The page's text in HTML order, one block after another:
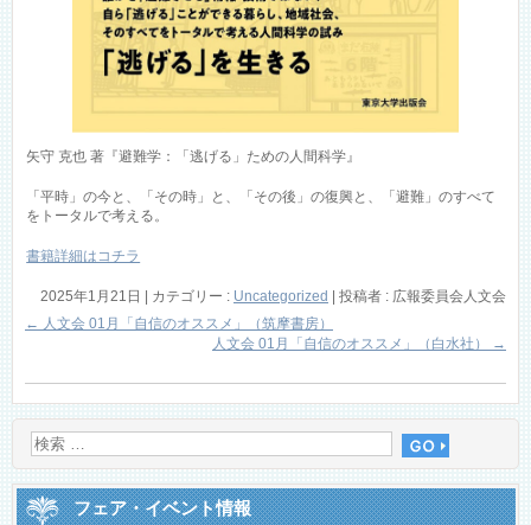
矢守 克也 著『避難学：「逃げる」ための人間科学』
「平時」の今と、「その時」と、「その後」の復興と、「避難」のすべて
をトータルで考える。
書籍詳細はコチラ
2025年1月21日 | カテゴリー : Uncategorized | 投稿者 : 広報委員会人文会
← 人文会 01月「自信のオススメ」（筑摩書房）
人文会 01月「自信のオススメ」（白水社）
→
フェア・イベント情報